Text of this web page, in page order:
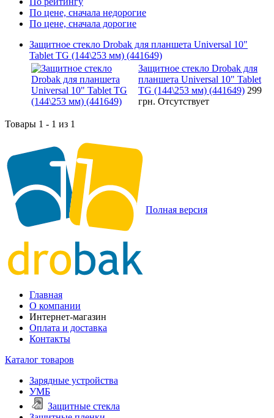
По цене, сначала недорогие
По цене, сначала дорогие
Защитное стекло Drobak для планшета Universal 10"
Tablet TG (144\253 мм) (441649)
Защитное стекло Drobak для
планшета Universal 10" Tablet
TG (144\253 мм) (441649) 299
грн. Отсутствует
Товары 1 - 1 из 1
Полная версия
Главная
О компании
Интернет-магазин
Оплата и доставка
Контакты
Каталог товаров
Зарядные устройства
УМБ
Защитные стекла